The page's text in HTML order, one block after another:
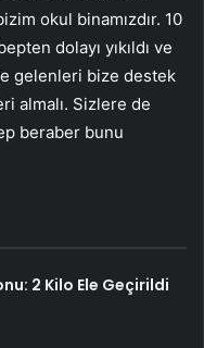
okul binamızdır. 10
dolayı yıkıldı ve
gelenleri bize destek
almalı. Sizlere de
beraber bunu
2 Kilo Ele Geçirildi